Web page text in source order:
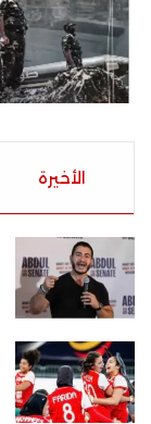
الأخيرة